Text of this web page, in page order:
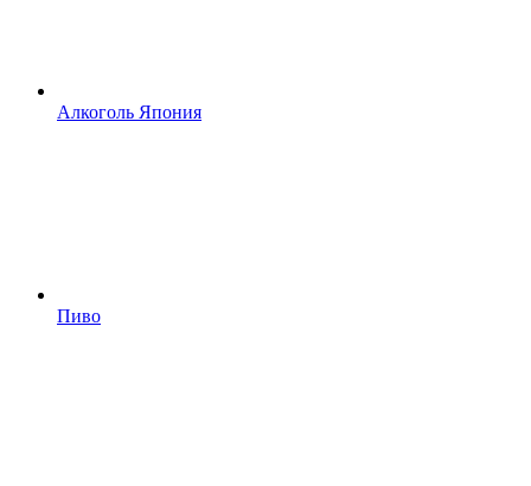
Алкоголь Япония
Пиво